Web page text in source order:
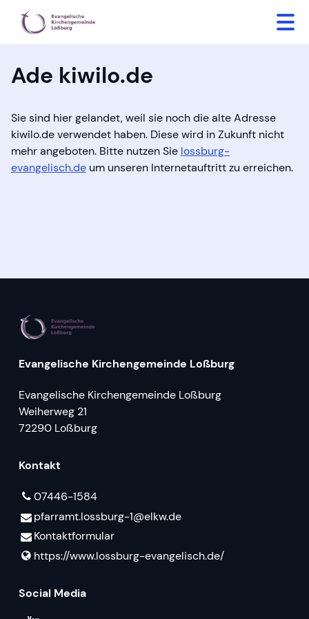
Ade kiwilo.de
Sie sind hier gelandet, weil sie noch die alte Adresse
kiwilo.de verwendet haben. Diese wird in Zukunft nicht
mehr angeboten. Bitte nutzen Sie lossburg-
evangelisch.de um unseren Internetauftritt zu erreichen.
Evangelische Kirchengemeinde Loßburg
Evangelische Kirchengemeinde Loßburg
Weiherweg 21
72290 Loßburg
Kontakt
07446-1584
pfarramt.​lossburg-1@​elkw.​de
Kontaktformular
https://www.​lossburg-evangelisch.​de/
Social Media